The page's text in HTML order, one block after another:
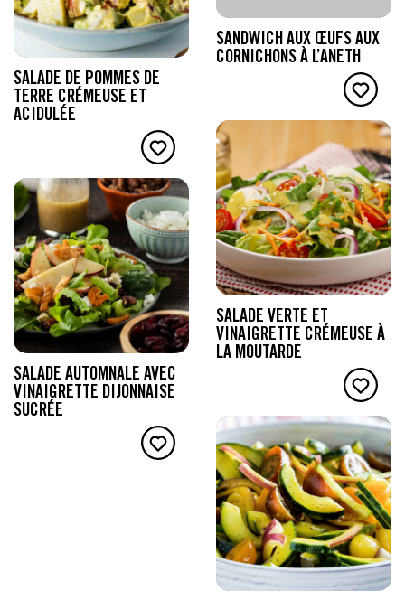
SALADE DE POMMES DE
TERRE CRÉMEUSE ET
ACIDULÉE
SANDWICH AUX ŒUFS AUX
CORNICHONS À L’ANETH
SALADE VERTE ET
VINAIGRETTE CRÉMEUSE À
LA MOUTARDE
SALADE AUTOMNALE AVEC
VINAIGRETTE DIJONNAISE
SUCRÉE